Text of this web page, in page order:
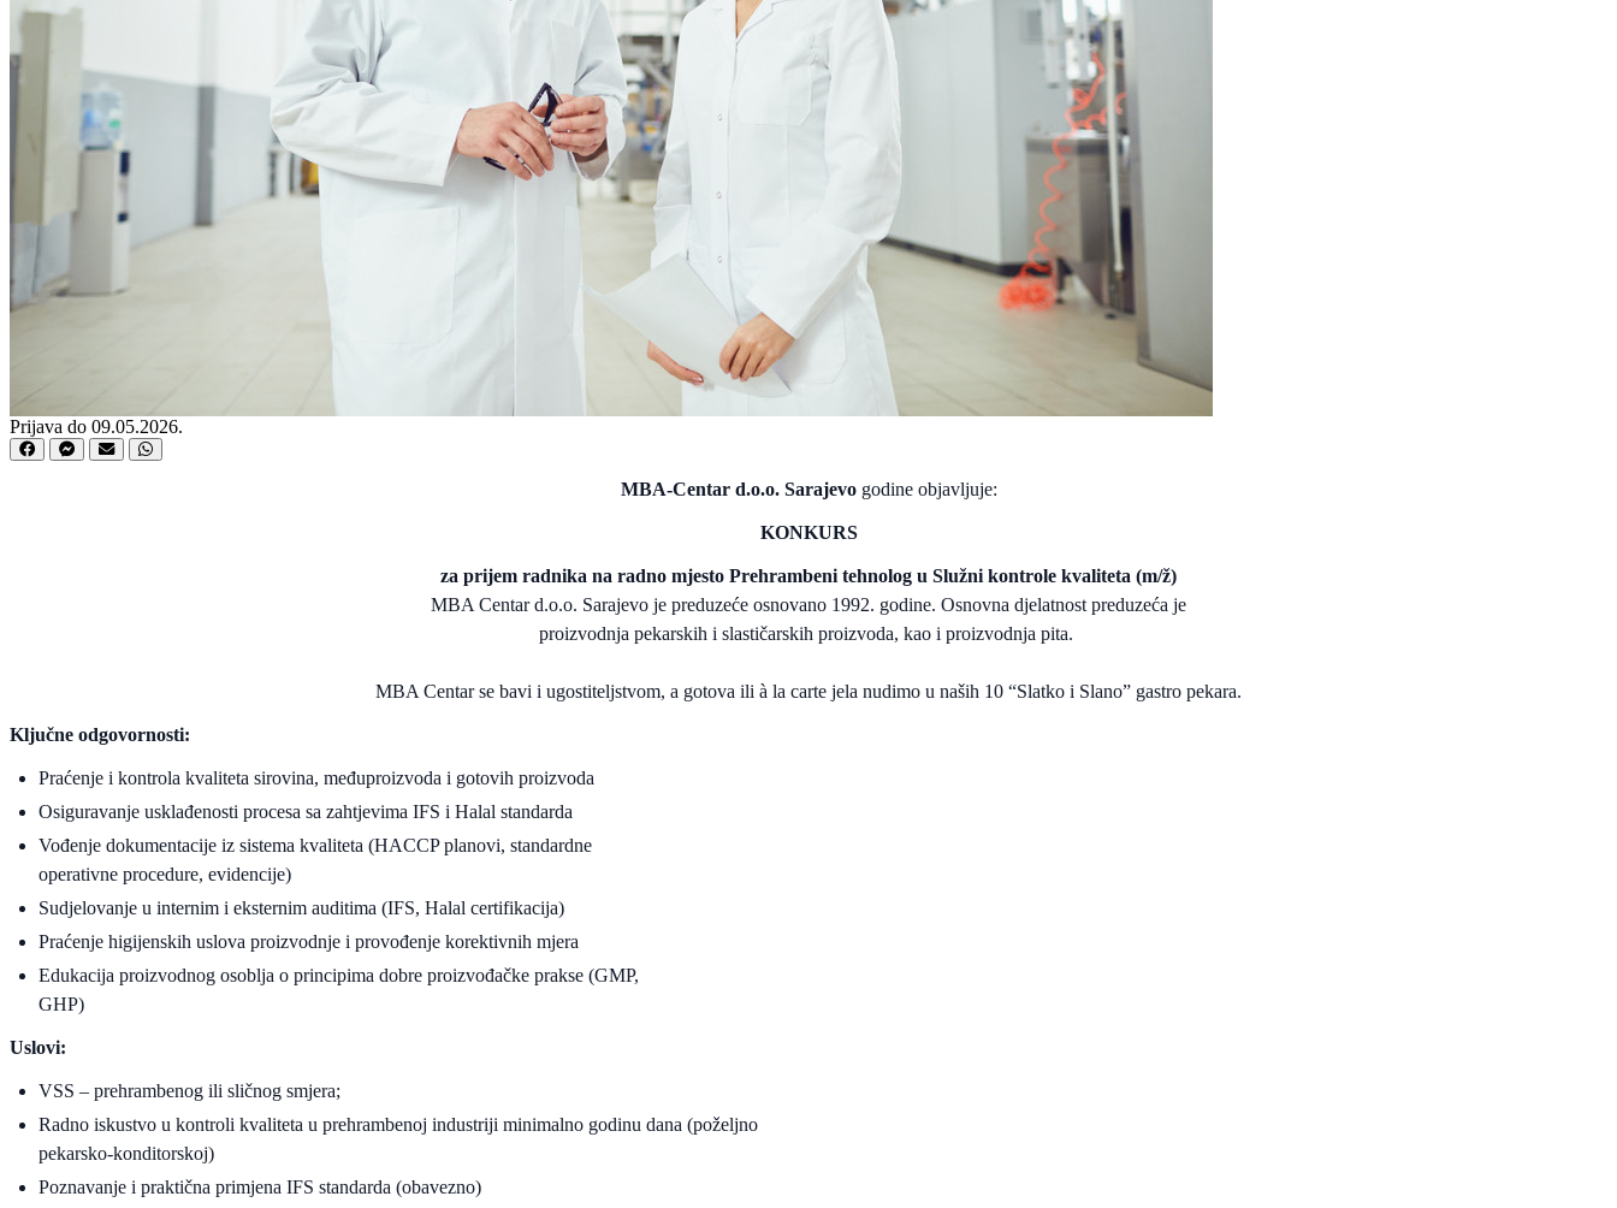
Prijava do 09.05.2026.
MBA-Centar d.o.o. Sarajevogodine objavljuje:
KONKURS
za prijem radnika na radno mjesto Prehrambeni tehnolog u Služni kontrole kvaliteta (m/ž)
MBA Centar d.o.o. Sarajevo je preduzeće osnovano 1992. godine. Osnovna djelatnost preduzeća je
proizvodnja pekarskih i slastičarskih proizvoda, kao i proizvodnja pita.
MBA Centar se bavi i ugostiteljstvom, a gotova ili à la carte jela nudimo u naših 10 “Slatko i Slano” gastro pekara.
Ključne odgovornosti:
Praćenje i kontrola kvaliteta sirovina, međuproizvoda i gotovih proizvoda
Osiguravanje usklađenosti procesa sa zahtjevima IFS i Halal standarda
Vođenje dokumentacije iz sistema kvaliteta (HACCP planovi, standardne
operativne procedure, evidencije)
Sudjelovanje u internim i eksternim auditima (IFS, Halal certifikacija)
Praćenje higijenskih uslova proizvodnje i provođenje korektivnih mjera
Edukacija proizvodnog osoblja o principima dobre proizvođačke prakse (GMP,
GHP)
Uslovi:
VSS – prehrambenog ili sličnog smjera;
Radno iskustvo u kontroli kvaliteta u prehrambenoj industriji minimalno godinu dana (poželjno
pekarsko-konditorskoj)
Poznavanje i praktična primjena IFS standarda (obavezno)